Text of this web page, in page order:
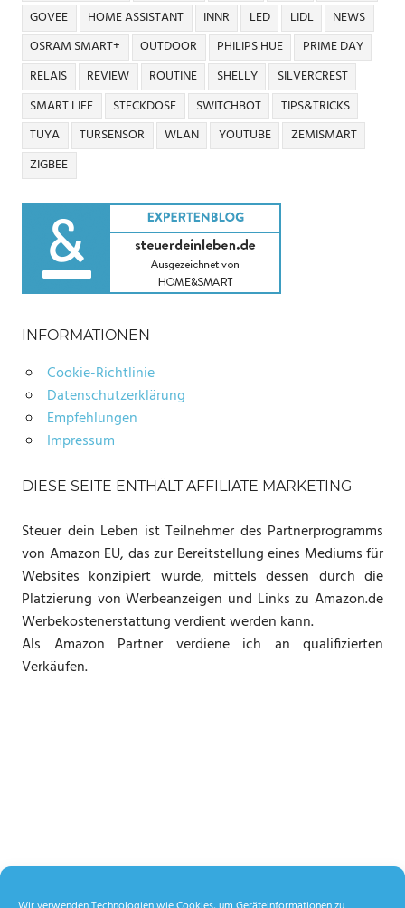
GOVEE
HOME ASSISTANT INNR LED LIDL
NEWS
OSRAM SMART+
OUTDOOR PHILIPS HUE
PRIME DAY
RELAIS
REVIEW ROUTINE SHELLY
SILVERCREST
SMART LIFE
STECKDOSE SWITCHBOT
TIPS&TRICKS
TUYA
TÜRSENSOR WLAN YOUTUBE
ZEMISMART
ZIGBEE
INFORMATIONEN
Cookie-Richtlinie
Datenschutzerklärung
Empfehlungen
Impressum
DIESE SEITE ENTHÄLT AFFILIATE MARKETING
Steuer dein Leben ist Teilnehmer des Partnerprogramms
von Amazon EU, das zur Bereitstellung eines Mediums für
Websites konzipiert wurde, mittels dessen durch die
Platzierung von Werbeanzeigen und Links zu Amazon.de
Werbekostenerstattung verdient werden kann.
Als Amazon Partner verdiene ich an qualifizierten
Verkäufen.